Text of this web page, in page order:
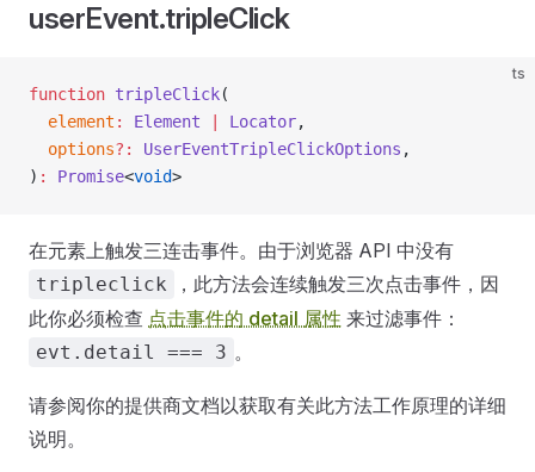
userEvent.tripleClick
ts
function tripleClick(
  element
: Element Locator,
  options
?: UserEventTripleClickOptions ,
) : Promise<void>
在元素上触发三连击事件。由于浏览器 API 中没有
tripleclick
，此方法会连续触发三次点击事件，因
此你必须检查 点击事件的 detail 属性 来过滤事件：
evt.detail === 3 。
请参阅你的提供商文档以获取有关此方法工作原理的详细
说明。